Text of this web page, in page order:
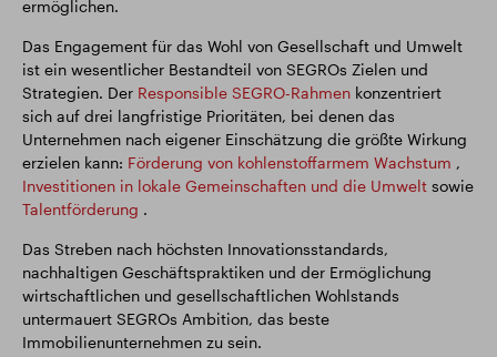
ermöglichen.
Das Engagement für das Wohl von Gesellschaft und Umwelt
ist ein wesentlicher Bestandteil von SEGROs Zielen und
Strategien. Der Responsible SEGRO-Rahmen konzentriert
sich auf drei langfristige Prioritäten, bei denen das
Unternehmen nach eigener Einschätzung die größte Wirkung
erzielen kann: Förderung von kohlenstoffarmem Wachstum ,
Investitionen in lokale Gemeinschaften und die Umwelt sowie
Talentförderung .
Das Streben nach höchsten Innovationsstandards,
nachhaltigen Geschäftspraktiken und der Ermöglichung
wirtschaftlichen und gesellschaftlichen Wohlstands
untermauert SEGROs Ambition, das beste
Immobilienunternehmen zu sein.